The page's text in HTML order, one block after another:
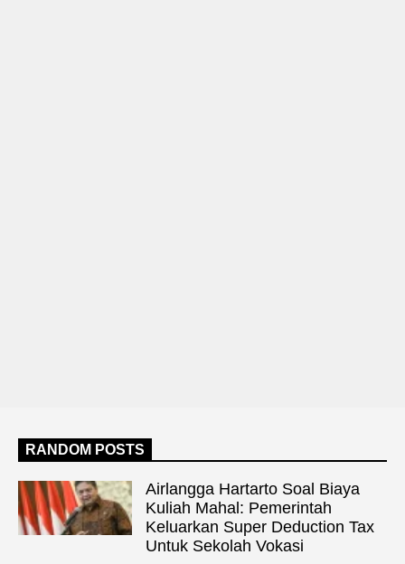
RANDOM POSTS
Airlangga Hartarto Soal Biaya
Kuliah Mahal: Pemerintah
Keluarkan Super Deduction Tax
Untuk Sekolah Vokasi